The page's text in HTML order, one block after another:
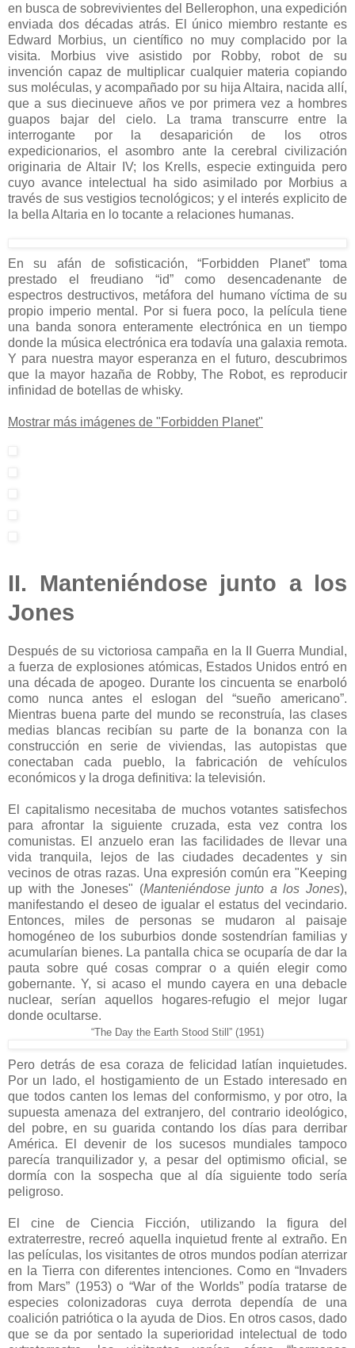
en busca de sobrevivientes del Bellerophon, una expedición
enviada dos décadas atrás. El único miembro restante es
Edward Morbius, un científico no muy complacido por la
visita. Morbius vive asistido por Robby, robot de su
invención capaz de multiplicar cualquier materia copiando
sus moléculas, y acompañado por su hija Altaira, nacida allí,
que a sus diecinueve años ve por primera vez a hombres
guapos bajar del cielo. La trama transcurre entre la
interrogante por la desaparición de los otros
expedicionarios, el asombro ante la cerebral civilización
originaria de Altair IV; los Krells, especie extinguida pero
cuyo avance intelectual ha sido asimilado por Morbius a
través de sus vestigios tecnológicos; y el interés explicito de
la bella Altaria en lo tocante a relaciones humanas.
En su afán de sofisticación, “Forbidden Planet” toma
prestado el freudiano “id” como desencadenante de
espectros destructivos, metáfora del humano víctima de su
propio imperio mental. Por si fuera poco, la película tiene
una banda sonora enteramente electrónica en un tiempo
donde la música electrónica era todavía una galaxia remota.
Y para nuestra mayor esperanza en el futuro, descubrimos
que la mayor hazaña de Robby, The Robot, es reproducir
infinidad de botellas de whisky.
Mostrar más imágenes de "Forbidden Planet"
II. Manteniéndose junto a los
Jones
Después de su victoriosa campaña en la II Guerra Mundial,
a fuerza de explosiones atómicas, Estados Unidos entró en
una década de apogeo. Durante los cincuenta se enarboló
como nunca antes el eslogan del “sueño americano”.
Mientras buena parte del mundo se reconstruía, las clases
medias blancas recibían su parte de la bonanza con la
construcción en serie de viviendas, las autopistas que
conectaban cada pueblo, la fabricación de vehículos
económicos y la droga definitiva: la televisión.
El capitalismo necesitaba de muchos votantes satisfechos
para afrontar la siguiente cruzada, esta vez contra los
comunistas. El anzuelo eran las facilidades de llevar una
vida tranquila, lejos de las ciudades decadentes y sin
vecinos de otras razas. Una expresión común era "Keeping
up with the Joneses" (Manteniéndose junto a los Jones),
manifestando el deseo de igualar el estatus del vecindario.
Entonces, miles de personas se mudaron al paisaje
homogéneo de los suburbios donde sostendrían familias y
acumularían bienes. La pantalla chica se ocuparía de dar la
pauta sobre qué cosas comprar o a quién elegir como
gobernante. Y, si acaso el mundo cayera en una debacle
nuclear, serían aquellos hogares-refugio el mejor lugar
donde ocultarse.
“The Day the Earth Stood Still” (1951)
Pero detrás de esa coraza de felicidad latían inquietudes.
Por un lado, el hostigamiento de un Estado interesado en
que todos canten los lemas del conformismo, y por otro, la
supuesta amenaza del extranjero, del contrario ideológico,
del pobre, en su guarida contando los días para derribar
América. El devenir de los sucesos mundiales tampoco
parecía tranquilizador y, a pesar del optimismo oficial, se
dormía con la sospecha que al día siguiente todo sería
peligroso.
El cine de Ciencia Ficción, utilizando la figura del
extraterrestre, recreó aquella inquietud frente al extraño. En
las películas, los visitantes de otros mundos podían aterrizar
en la Tierra con diferentes intenciones. Como en “Invaders
from Mars” (1953) o “War of the Worlds” podía tratarse de
especies colonizadoras cuya derrota dependía de una
coalición patriótica o la ayuda de Dios. En otros casos, dado
que se da por sentado la superioridad intelectual de todo